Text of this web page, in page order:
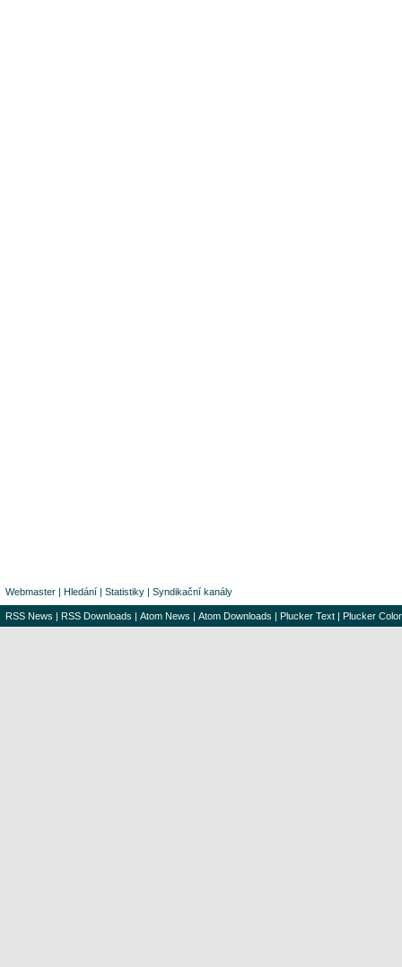
Webmaster | Hledání | Statistiky | Syndikační kanály
RSS News | RSS Downloads | Atom News | Atom Downloads | Plucker Text | Plucker Color